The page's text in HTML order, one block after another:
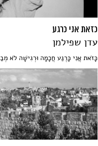
כזאת אני כרגע
עדן שפילמן
כָּזֹאת אֲנִי כָּרֶגַע חֲכָמָה וּרְגִישָׁה לֹא